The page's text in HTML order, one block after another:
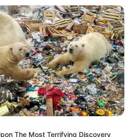
S
Schlösser und Klöster in und in
in der Ausflugsregion
Unterrubriken derschönsten
und derschönsten Burgen in
in anderen Regionen sind
Suche fürKlöster und Abteien
The Most Terrifying Discovery